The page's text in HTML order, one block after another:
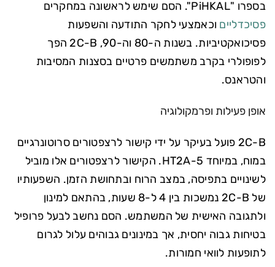
בספרו "PiHKAL". הסם שימש לראשונה במחקרים
פסיכדליים וכאמצעי לחקר התודעה והשפעות
פסיכואקטיביות. בשנות ה-80 וה-90, 2C-B הפך
לפופולרי בקרב משתמשים פרטיים בסצנות המסיבות
והטראנס.
אופן פעילות ופרמקולוגיה
2C-B פועל בעיקר על ידי קישור לרצפטורים סרוטונרגיים
במוח, במיוחד 5-HT2A. הקישור לרצפטורים אלו מוביל
לשינויים בתפיסה, במצב הרוח ובתחושת הזמן. השפעותיו
של 2C-B נמשכות בין 4 ל-8 שעות, בהתאם למינון
ולתגובה האישית של המשתמש. הסם נחשב לבעל פרופיל
בטיחות גבוה יחסית, אך במינונים גבוהים עלול לגרום
לתופעות לוואי חמורות.